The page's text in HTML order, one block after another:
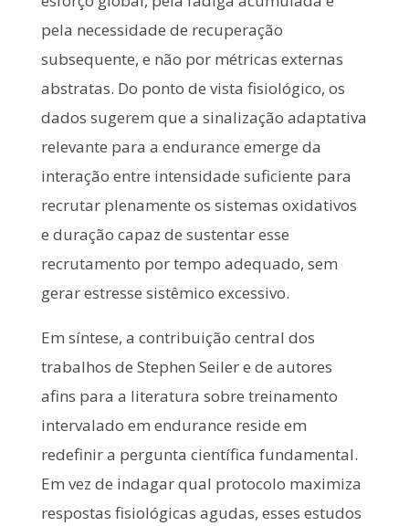
pela necessidade de recuperação
subsequente, e não por métricas externas
abstratas. Do ponto de vista fisiológico, os
dados sugerem que a sinalização adaptativa
relevante para a endurance emerge da
interação entre intensidade suficiente para
recrutar plenamente os sistemas oxidativos
e duração capaz de sustentar esse
recrutamento por tempo adequado, sem
gerar estresse sistêmico excessivo.
Em síntese, a contribuição central dos
trabalhos de Stephen Seiler e de autores
afins para a literatura sobre treinamento
intervalado em endurance reside em
redefinir a pergunta científica fundamental.
Em vez de indagar qual protocolo maximiza
respostas fisiológicas agudas, esses estudos